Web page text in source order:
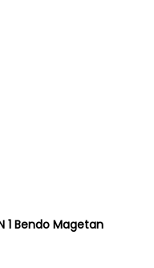
1 Bendo Magetan